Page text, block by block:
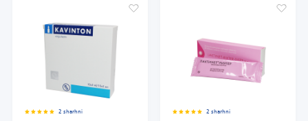
2 sharhni 2 sharhni